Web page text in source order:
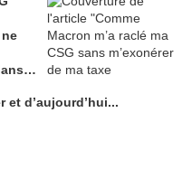
et d’aujourd’hui...